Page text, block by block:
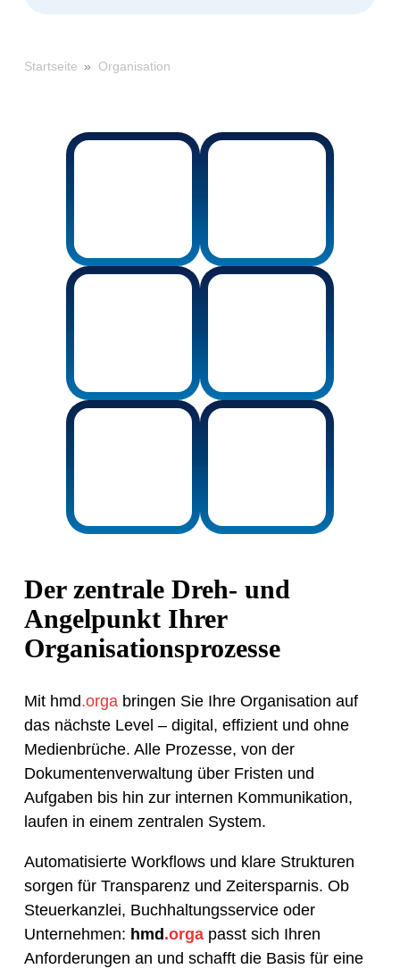
Startseite » Organisation
Der zentrale Dreh- und
Angelpunkt Ihrer
Organisationsprozesse
Mit hmd.orgabringen Sie Ihre Organisation auf
das nächste Level – digital, effizient und ohne
Medienbrüche. Alle Prozesse, von der
Dokumentenverwaltung über Fristen und
Aufgaben bis hin zur internen Kommunikation,
laufen in einem zentralen System.
Automatisierte Workflows und klare Strukturen
sorgen für Transparenz und Zeitersparnis. Ob
Steuerkanzlei, Buchhaltungsservice oder
Unternehmen: hmd .orgapasst sich Ihren
Anforderungen an und schafft die Basis für eine